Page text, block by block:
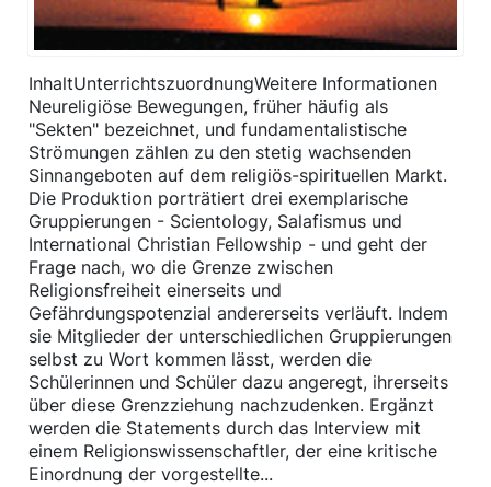
InhaltUnterrichtszuordnungWeitere Informationen
Neureligiöse Bewegungen, früher häufig als
"Sekten" bezeichnet, und fundamentalistische
Strömungen zählen zu den stetig wachsenden
Sinnangeboten auf dem religiös-spirituellen Markt.
Die Produktion porträtiert drei exemplarische
Gruppierungen - Scientology, Salafismus und
International Christian Fellowship - und geht der
Frage nach, wo die Grenze zwischen
Religionsfreiheit einerseits und
Gefährdungspotenzial andererseits verläuft. Indem
sie Mitglieder der unterschiedlichen Gruppierungen
selbst zu Wort kommen lässt, werden die
Schülerinnen und Schüler dazu angeregt, ihrerseits
über diese Grenzziehung nachzudenken. Ergänzt
werden die Statements durch das Interview mit
einem Religionswissenschaftler, der eine kritische
Einordnung der vorgestellte...